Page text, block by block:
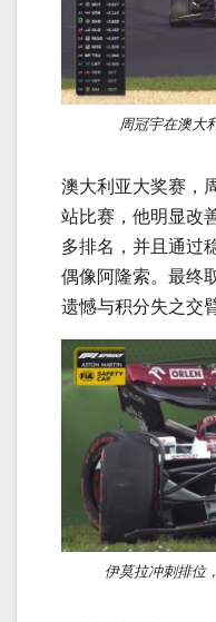
周冠宇在澳大
澳大利亚大奖赛，
站比赛，他明显改
多排名，并且通过
偶像阿隆索。最终
遗憾与积分失之交
伊莫拉冲刺排位